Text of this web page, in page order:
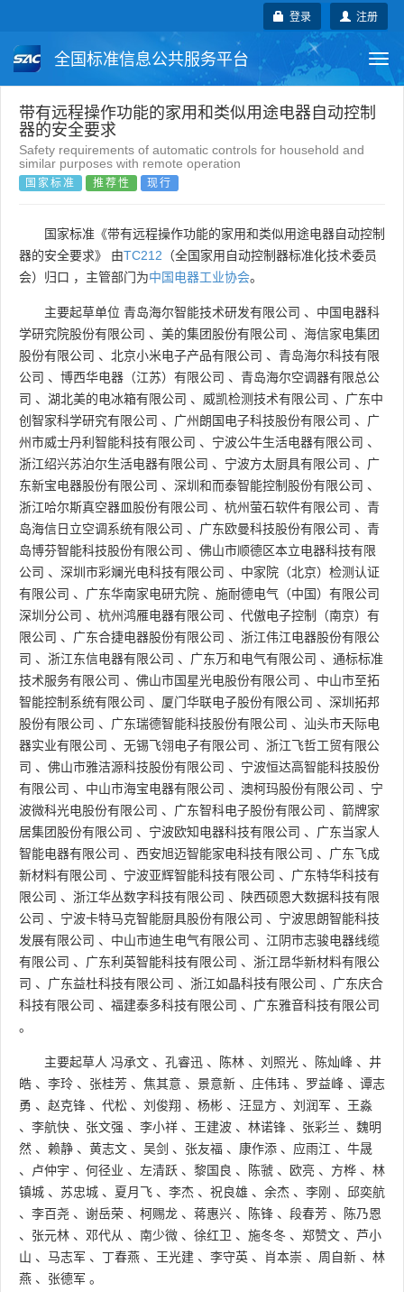
注册
登录
全国标准信息公共服务平台
国家标准 行业标准 地方标准
团体标准 企业标准 国际标准
带有远程操作功能的家用和类似用途电器自动控制
器的安全要求
Safety requirements of automatic controls for household and
similar purposes with remote operation
国家标准 推荐性 现行
国家标准《带有远程操作功能的家用和类似用途电器自动控制
器的安全要求》 由TC212 （全国家用自动控制器标准化技术委员
会）归口 ，主管部门为中国电器工业协会。
主要起草单位 青岛海尔智能技术研发有限公司 、 中国电器科
学研究院股份有限公司 、 美的集团股份有限公司 、 海信家电集团
股份有限公司 、 北京小米电子产品有限公司 、 青岛海尔科技有限
公司 、 博西华电器（江苏）有限公司 、 青岛海尔空调器有限总公
司 、 湖北美的电冰箱有限公司 、 威凯检测技术有限公司 、 广东中
创智家科学研究有限公司 、 广州朗国电子科技股份有限公司 、 广
州市威士丹利智能科技有限公司 、 宁波公牛生活电器有限公司 、
浙江绍兴苏泊尔生活电器有限公司 、 宁波方太厨具有限公司 、 广
东新宝电器股份有限公司 、 深圳和而泰智能控制股份有限公司 、
浙江哈尔斯真空器皿股份有限公司 、 杭州萤石软件有限公司 、 青
岛海信日立空调系统有限公司 、 广东欧曼科技股份有限公司 、 青
岛博芬智能科技股份有限公司 、 佛山市顺德区本立电器科技有限
公司 、 深圳市彩斓光电科技有限公司 、 中家院（北京）检测认证
有限公司 、 广东华南家电研宄院 、 施耐德电气（中国）有限公司
深圳分公司 、 杭州鸿雁电器有限公司 、 代傲电子控制（南京）有
限公司 、 广东合捷电器股份有限公司 、 浙江伟江电器股份有限公
司 、 浙江东信电器有限公司 、 广东万和电气有限公司 、 通标标准
技术服务有限公司 、 佛山市国星光电股份有限公司 、 中山市至拓
智能控制系统有限公司 、 厦门华联电子股份有限公司 、 深圳拓邦
股份有限公司 、 广东瑞德智能科技股份有限公司 、 汕头市天际电
器实业有限公司 、 无锡飞翎电子有限公司 、 浙江飞哲工贸有限公
司 、 佛山市雅洁源科技股份有限公司 、 宁波恒达高智能科技股份
有限公司 、 中山市海宝电器有限公司 、 澳柯玛股份有限公司 、 宁
波微科光电股份有限公司 、 广东智科电子股份有限公司 、 箭牌家
居集团股份有限公司 、 宁波欧知电器科技有限公司 、 广东当家人
智能电器有限公司 、 西安旭迈智能家电科技有限公司 、 广东飞成
新材料有限公司 、 宁波亚辉智能科技有限公司 、 广东特华科技有
限公司 、 浙江华丛数字科技有限公司 、
陕西硕恩大数据科技有限
公司 、 宁波卡特马克智能厨具股份有限公司 、 宁波思朗智能科技
发展有限公司 、 中山市迪生电气有限公司 、 江阴市志骏电器线缆
有限公司 、 广东利英智能科技有限公司 、 浙江昂华新材料有限公
司 、 广东益杜科技有限公司 、 浙江如晶科技有限公司 、 广东庆合
科技有限公司 、 福建泰多科技有限公司 、 广东雅音科技有限公司
。
主要起草人 冯承文 、 孔睿迅 、 陈林 、 刘照光 、 陈灿峰 、 井
皓 、 李玲 、 张桂芳 、 焦其意 、 景意新 、 庄伟玮 、 罗益峰 、 谭志
勇 、 赵克锋 、 代松 、 刘俊翔 、 杨彬 、 汪显方 、 刘润军 、 王淼
、 李航快 、 张文强 、 李小祥 、 王建波 、 林诺锋 、 张彩兰 、 魏明
然 、 赖静 、 黄志文 、 吴剑 、 张友福 、 康作添 、 应雨江 、 牛晟
、
卢仲宇 、 何径业 、 左清跃 、 黎国良 、 陈虢 、 欧亮 、 方桦 、 林
镇城 、 苏忠城 、 夏月飞 、 李杰 、 祝良雄 、 余杰 、 李刚 、 邱奕航
、 李百尧 、 谢岳荣 、 柯赐龙 、 蒋惠兴 、 陈锋 、 段春芳 、
陈乃恩
、 张元林 、 邓代从 、 南少微 、 徐红卫 、 施冬冬 、 郑赞文 、 芦小
山 、 马志军 、 丁春燕 、 王光建 、 李守英 、 肖本崇 、 周自新 、 林
燕 、 张德军 。